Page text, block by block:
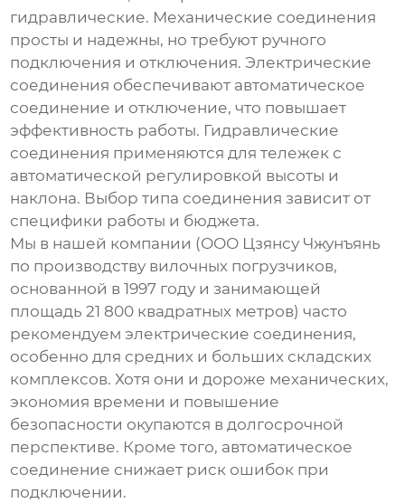
гидравлические. Механические соединения
просты и надежны, но требуют ручного
подключения и отключения. Электрические
соединения обеспечивают автоматическое
соединение и отключение, что повышает
эффективность работы. Гидравлические
соединения применяются для тележек с
автоматической регулировкой высоты и
наклона. Выбор типа соединения зависит от
специфики работы и бюджета.
Мы в нашей компании (ООО Цзянсу Чжунъянь
по производству вилочных погрузчиков,
основанной в 1997 году и занимающей
площадь 21 800 квадратных метров) часто
рекомендуем электрические соединения,
особенно для средних и больших складских
комплексов. Хотя они и дороже механических,
экономия времени и повышение
безопасности окупаются в долгосрочной
перспективе. Кроме того, автоматическое
соединение снижает риск ошибок при
подключении.